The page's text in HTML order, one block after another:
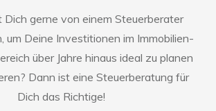
Dich gerne von einem Steuerberater
um Deine Investitionen im Immobilien-
über Jahre hinaus ideal zu planen
Dann ist eine Steuerberatung für
Dich das Richtige!